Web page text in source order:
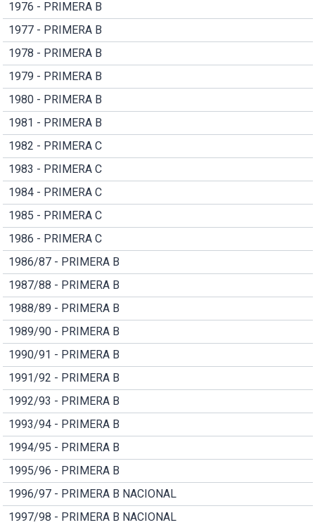
1976 - PRIMERA B
1977 - PRIMERA B
1978 - PRIMERA B
1979 - PRIMERA B
1980 - PRIMERA B
1981 - PRIMERA B
1982 - PRIMERA C
1983 - PRIMERA C
1984 - PRIMERA C
1985 - PRIMERA C
1986 - PRIMERA C
1986/87 - PRIMERA B
1987/88 - PRIMERA B
1988/89 - PRIMERA B
1989/90 - PRIMERA B
1990/91 - PRIMERA B
1991/92 - PRIMERA B
1992/93 - PRIMERA B
1993/94 - PRIMERA B
1994/95 - PRIMERA B
1995/96 - PRIMERA B
1996/97 - PRIMERA B NACIONAL
1997/98 - PRIMERA B NACIONAL